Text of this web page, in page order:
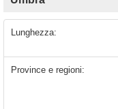
Lunghezza:
Province e regioni: